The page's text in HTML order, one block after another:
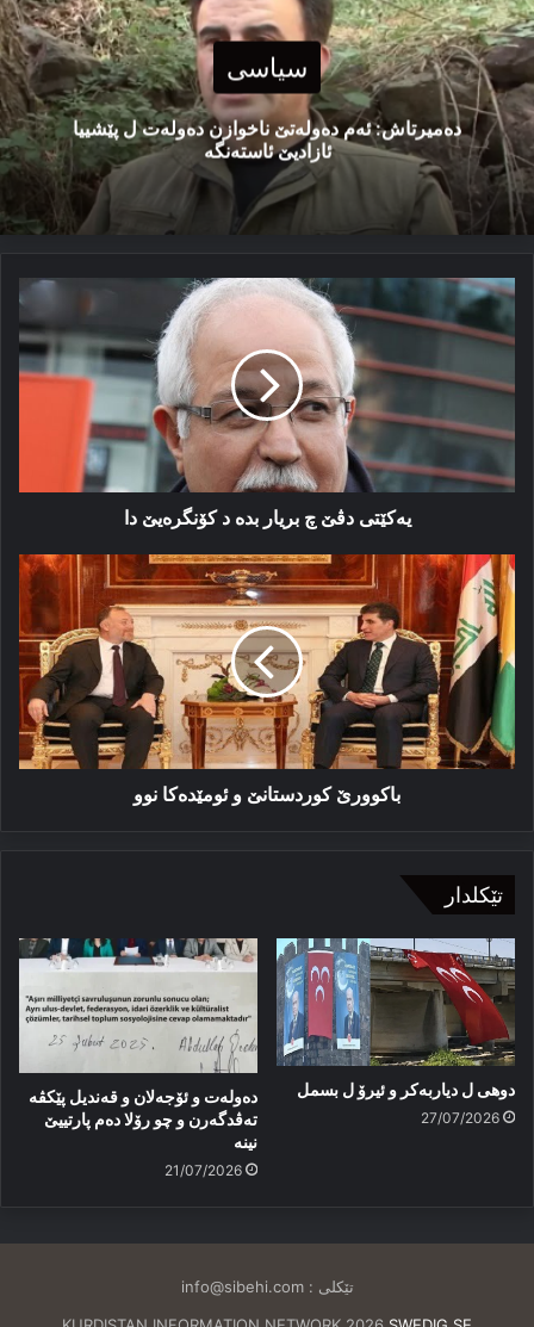
سیاسی
دەمیرتاش: ئەم دەولەتێ ناخوازن دەولەت ل پێشییا
ئازادیێ ئاستەنگە
یەكێتی
دڤێ
چ
بدە
كۆنگرەیێ
دا
یەكێتی دڤێ چ بریار بدە د كۆنگرەیێ دا
باكوورێ
كوردستانێ
و
ئومێدەكا
نوو
باكوورێ كوردستانێ و ئومێدەكا نوو
تێکلدار
دوهی ل دیاربەکر و ئیرۆ ل بسمل
27/07/2026
دەولەت و ئۆجەلان و قەندیل پێکڤە
تەڤدگەرن و چو رۆلا دەم پارتییێ
نینە
21/07/2026
تێکلی :info@sibehi.com